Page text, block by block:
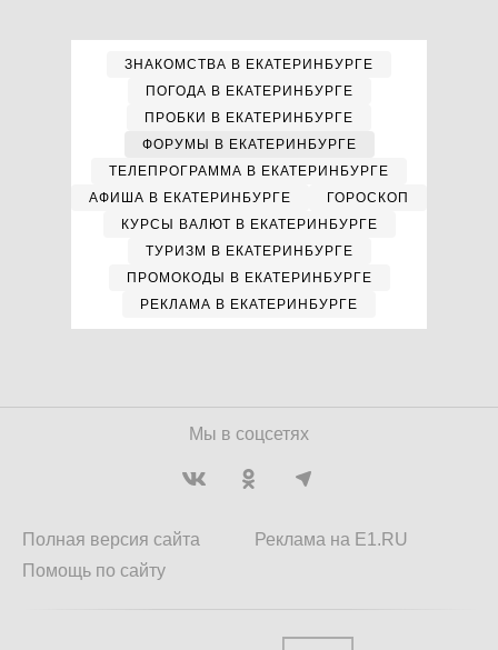
ЗНАКОМСТВА В ЕКАТЕРИНБУРГЕ
ПОГОДА В ЕКАТЕРИНБУРГЕ
ПРОБКИ В ЕКАТЕРИНБУРГЕ
ФОРУМЫ В ЕКАТЕРИНБУРГЕ
ТЕЛЕПРОГРАММА В ЕКАТЕРИНБУРГЕ
АФИША В ЕКАТЕРИНБУРГЕ
ГОРОСКОП
КУРСЫ ВАЛЮТ В ЕКАТЕРИНБУРГЕ
ТУРИЗМ В ЕКАТЕРИНБУРГЕ
ПРОМОКОДЫ В ЕКАТЕРИНБУРГЕ
РЕКЛАМА В ЕКАТЕРИНБУРГЕ
Мы в соцсетях
Полная версия сайта
Помощь по сайту
Реклама на E1.RU